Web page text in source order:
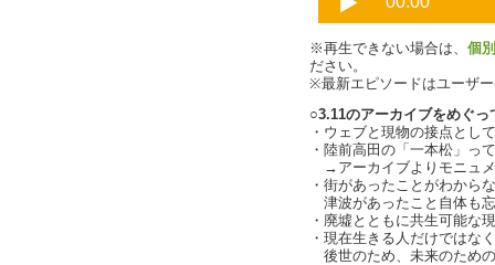
※再生できない場合は、 個
ださい。
※最新エピソードはユーザ
○3.11のアーカイブをめぐっ
・ウェブと現物の接点とし
・陸前高田の「一本松」っ
→アーカイブよりモニュ
・街があったことがわから
津波があったこと自体も
・廃墟とともに共生可能な
・現在生きる人だけではな
後世のため、未来のため